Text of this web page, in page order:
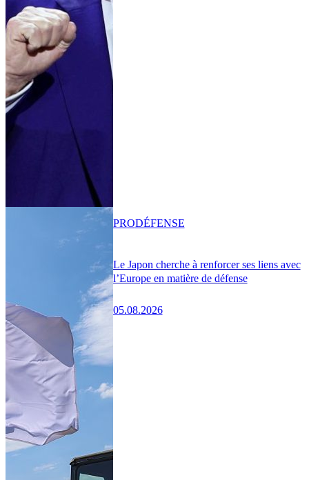
Le Japon cherche à renforcer ses liens avec
l’Europe en matière de défense
05.08.2026
PRODÉFENSE